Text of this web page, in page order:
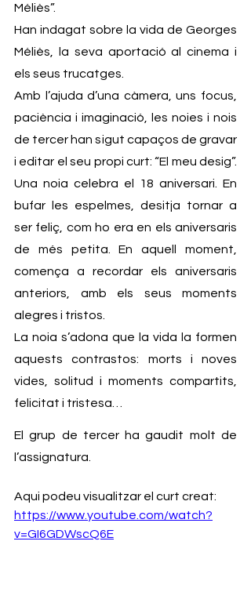
Méliès”.
Han indagat sobre la vida de Georges
Méliès, la seva aportació al cinema i
els seus trucatges.
Amb l’ajuda d’una càmera, uns focus,
paciència i imaginació, les noies i nois
de tercer han sigut capaços de gravar
i editar el seu propi curt: “El meu desig”.
Una noia celebra el 18 aniversari. En
bufar les espelmes, desitja tornar a
ser feliç, com ho era en els aniversaris
de més petita. En aquell moment,
comença a recordar els aniversaris
anteriors, amb els seus moments
alegres i tristos.
La noia s’adona que la vida la formen
aquests contrastos: morts i noves
vides, solitud i moments compartits,
felicitat i tristesa…
El grup de tercer ha gaudit molt de
l’assignatura.
Aqui podeu visualitzar el curt creat:
https://www.youtube.com/watch?
v=GI6GDWscQ6E